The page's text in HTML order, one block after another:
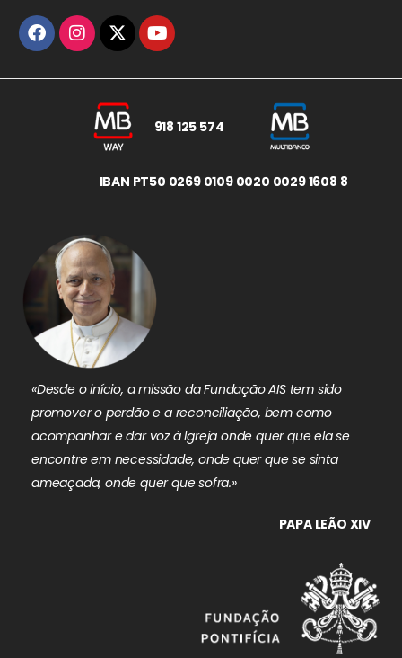
918 125 574
IBAN PT50 0269 0109 0020 0029 1608 8
«Desde o início, a missão da Fundação AIS tem sido
promover o perdão e a reconciliação, bem como
acompanhar e dar voz à Igreja onde quer que ela se
encontre em necessidade, onde quer que se sinta
ameaçada, onde quer que sofra.»
PAPA LEÃO XIV